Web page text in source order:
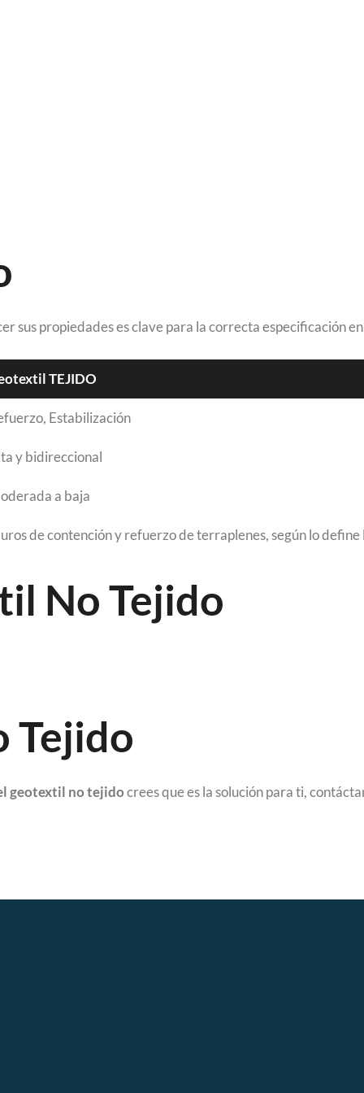
sus propiedades es clave para la correcta especificación
TEJIDO
Estabilización
y bidireccional
a baja
de contención y refuerzo de terraplenes, según lo
No Tejido
Tejido
geotextil no tejidocrees que es la solución para ti,